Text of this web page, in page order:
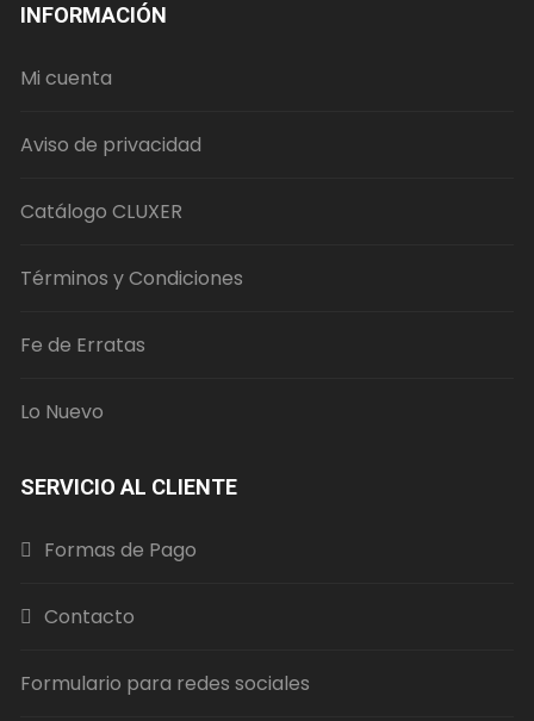
INFORMACIÓN
Mi cuenta
Aviso de privacidad
Catálogo CLUXER
Términos y Condiciones
Fe de Erratas
Lo Nuevo
SERVICIO AL CLIENTE
Formas de Pago
Contacto
Formulario para redes sociales